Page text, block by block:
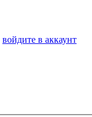
войдите в аккаунт